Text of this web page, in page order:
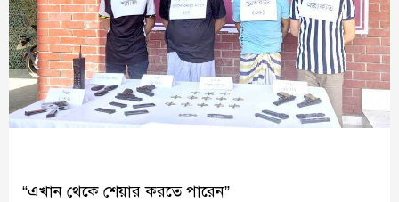
“এখান থেকে শেয়ার করতে পারেন”